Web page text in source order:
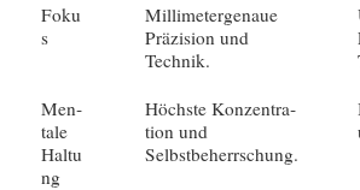
Foku
s
Mil­li­me­ter­ge­naue
Prä­zi­si­on und
Technik.
Men­
ta­le
Haltu
ng
Höchs­te Kon­zen­tra­
ti­on und
Selbstbeherrschung.